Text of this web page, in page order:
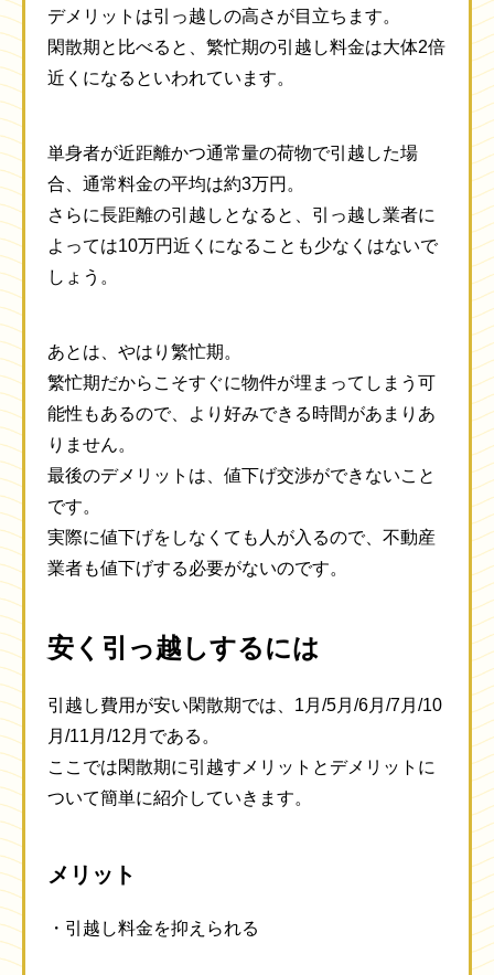
デメリットは引っ越しの高さが目立ちます。
閑散期と比べると、繁忙期の引越し料金は大体2倍
近くになるといわれています。
単身者が近距離かつ通常量の荷物で引越した場
合、通常料金の平均は約3万円。
さらに長距離の引越しとなると、引っ越し業者に
よっては10万円近くになることも少なくはないで
しょう。
あとは、やはり繁忙期。
繁忙期だからこそすぐに物件が埋まってしまう可
能性もあるので、より好みできる時間があまりあ
りません。
最後のデメリットは、値下げ交渉ができないこと
です。
実際に値下げをしなくても人が入るので、不動産
業者も値下げする必要がないのです。
安く引っ越しするには
引越し費用が安い閑散期では、1月/5月/6月/7月/10
月/11月/12月である。
ここでは閑散期に引越すメリットとデメリットに
ついて簡単に紹介していきます。
メリット
・引越し料金を抑えられる